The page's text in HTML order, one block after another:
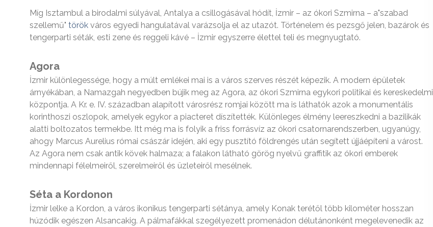
Míg Isztambul a birodalmi súlyával, Antalya a csillogásával hódít, İzmir – az ókori Szmirna – a"szabad
szellemű" török város egyedi hangulatával varázsolja el az utazót. Történelem és pezsgő jelen, bazárok és
tengerparti séták, esti zene és reggeli kávé – İzmir egyszerre élettel teli és megnyugtató.
Agora
İzmir különlegessége, hogy a múlt emlékei mai is a város szerves részét képezik. A modern épületek
árnyékában, a Namazgah negyedben bújik meg az Agora, az ókori Szmirna egykori politikai és kereskedelmi
központja. A Kr. e. IV. században alapított városrész romjai között ma is láthatók azok a monumentális
korinthoszi oszlopok, amelyek egykor a piacteret díszítették. Különleges élmény leereszkedni a bazilikák
alatti boltozatos termekbe. Itt még ma is folyik a friss forrásvíz az ókori csatornarendszerben, ugyanúgy,
ahogy Marcus Aurelius római császár idején, aki egy pusztító földrengés után segített újjáépíteni a várost.
Az Agora nem csak antik kövek halmaza; a falakon látható görög nyelvű graffitik az ókori emberek
mindennapi félelmeiről, szerelmeiről és üzleteiről mesélnek.
Séta a Kordonon
İzmir lelke a Kordon, a város ikonikus tengerparti sétánya, amely Konak terétől több kilométer hosszan
húzódik egészen Alsancakig. A pálmafákkal szegélyezett promenádon délutánonként megelevenedik az